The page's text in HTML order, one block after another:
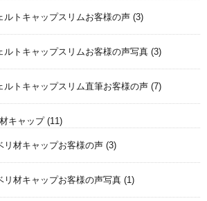
ルトキャップスリムお客様の声 (3)
ルトキャップスリムお客様の声写真 (3)
ルトキャップスリム直筆お客様の声 (7)
キャップ(11)
リ材キャップお客様の声 (3)
リ材キャップお客様の声写真 (1)